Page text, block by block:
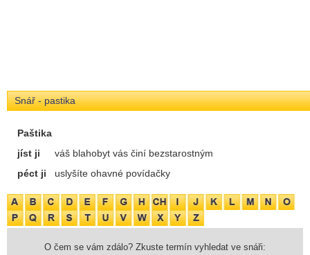
Snář - pastika
Paštika
jíst ji
váš blahobyt vás činí bezstarostným
péct ji
uslyšíte ohavné povídačky
O čem se vám zdálo? Zkuste termín vyhledat ve snáři: